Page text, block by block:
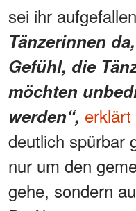
sei ihr
Tänzerinnen
Gefühl, die
möchten
werden“, erklärt
deutlich spürbar
nur um den
gehe, sondern